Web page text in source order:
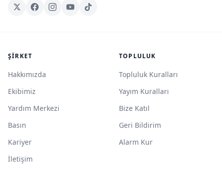
ŞIRKET
Hakkımızda
Ekibimiz
Yardım Merkezi
Basın
Kariyer
İletişim
TOPLULUK
Topluluk Kuralları
Yayım Kuralları
Bize Katıl
Geri Bildirim
Alarm Kur